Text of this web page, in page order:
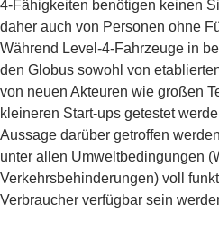
4-Fähigkeiten benötigen keinen
daher auch von Personen ohne
Während Level-4-Fahrzeuge in
den Globus sowohl von
von neuen Akteuren wie großen
kleineren Start-ups getestet
Aussage darüber getroffen
unter allen Umweltbedingungen
Verkehrsbehinderungen) voll
Verbraucher verfügbar sein